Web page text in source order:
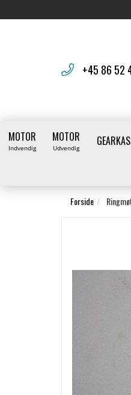
+45 86 52
MOTOR
Indvendig
MOTOR
Udvendig
Forside